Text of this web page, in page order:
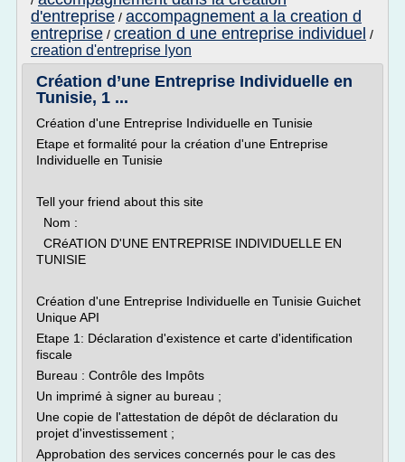
d'entreprise / accompagnement a la creation d
entreprise / creation d une entreprise individuel /
creation d'entreprise lyon
Création d’une Entreprise Individuelle en
Tunisie, 1 ...
Création d'une Entreprise Individuelle en Tunisie
Etape et formalité pour la création d'une Entreprise
Individuelle en Tunisie
Tell your friend about this site
Nom :
CRéATION D'UNE ENTREPRISE INDIVIDUELLE EN
TUNISIE
Création d'une Entreprise Individuelle en Tunisie Guichet
Unique API
Etape 1: Déclaration d'existence et carte d'identification
fiscale
Bureau : Contrôle des Impôts
Un imprimé à signer au bureau ;
Une copie de l'attestation de dépôt de déclaration du
projet d'investissement ;
Approbation des services concernés pour le cas des